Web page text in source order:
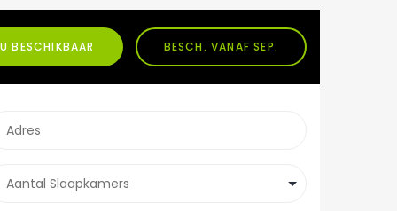
BESCHIKBAAR BESCH. VANAF SEP.